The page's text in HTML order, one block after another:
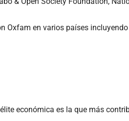
en varios países
económica es la que más